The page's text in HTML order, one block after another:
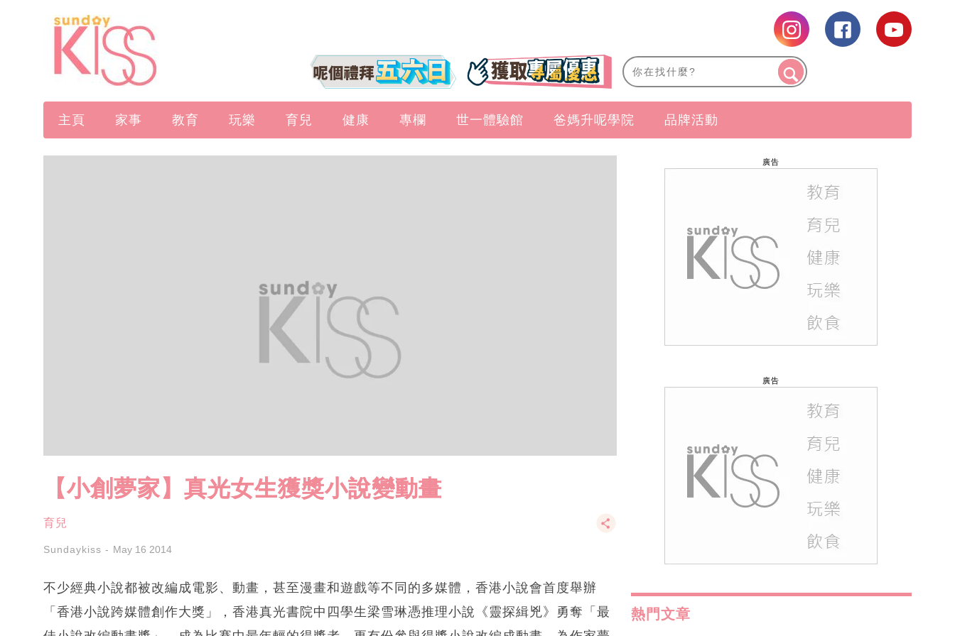
主頁 家事 教育 玩樂 育兒 健康 專欄 世一體驗館 爸媽升呢學院 品牌活動
【小創夢家】真光女生獲獎小說變動畫
育兒
Sundaykiss May 16 2014
不少經典小說都被改編成電影、動畫，甚至漫畫和遊戲等不同的多媒體，香港小說會首度舉辦
「香港小說跨媒體創作大獎」，香港真光書院中四學生梁雪琳憑推理小說《靈探緝兇》勇奪「最
廣告
廣告
熱門文章